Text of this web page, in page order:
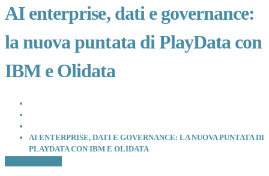
AI enterprise, dati e governance:
la nuova puntata di PlayData con
IBM e Olidata
AI ENTERPRISE, DATI E GOVERNANCE: LA NUOVA PUNTATA DI
PLAYDATA CON IBM E OLIDATA